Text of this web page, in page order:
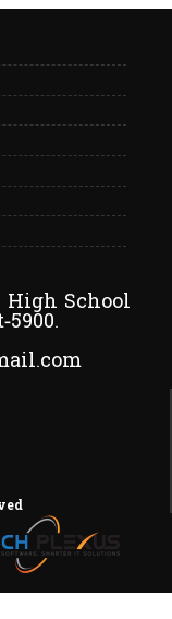
School
5900.